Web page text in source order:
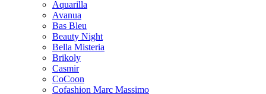
Aquarilla
Avanua
Bas Bleu
Beauty Night
Bella Misteria
Brikoly
Casmir
CoCoon
Cofashion Marc Massimo